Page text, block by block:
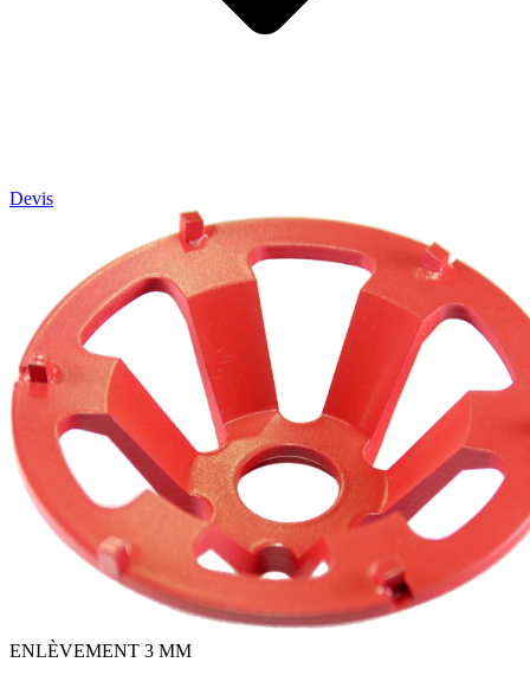
Devis
ENLÈVEMENT 3 MM